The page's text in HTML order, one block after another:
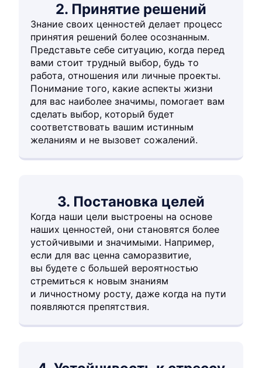
2. Принятие решений
Знание своих ценностей делает процесс
принятия решений более осознанным.
Представьте себе ситуацию, когда перед
вами стоит трудный выбор, будь то
работа, отношения или личные проекты.
Понимание того, какие аспекты жизни
для вас наиболее значимы, помогает вам
сделать выбор, который будет
соответствовать вашим истинным
желаниям и не вызовет сожалений.
3. Постановка целей
Когда наши цели выстроены на основе
наших ценностей, они становятся более
устойчивыми и значимыми. Например,
если для вас ценна саморазвитие,
вы будете с большей вероятностью
стремиться к новым знаниям
и личностному росту, даже когда на пути
появляются препятствия.